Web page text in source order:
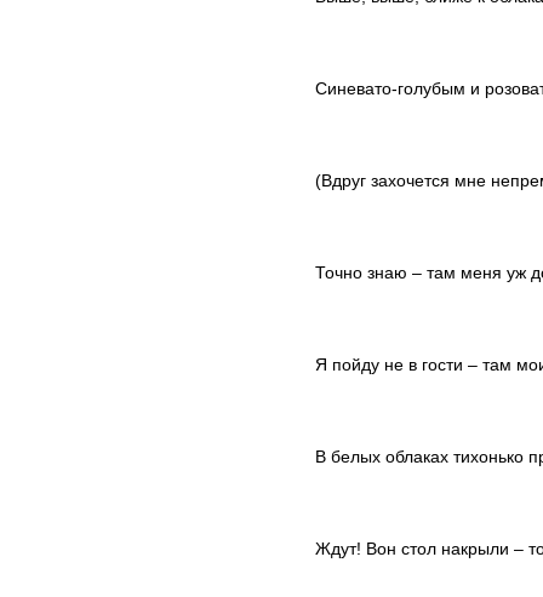
Синевато-голубым и
(Вдруг захочется мне
Точно знаю – там меня уж
Я пойду не в гости – там
В белых облаках тихонько
Ждут! Вон стол накрыли –